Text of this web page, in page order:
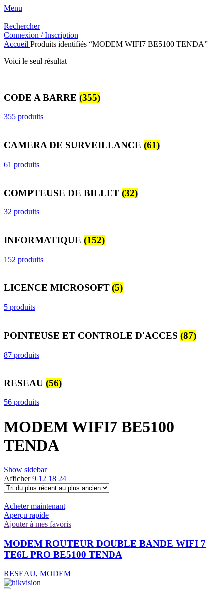
Menu
Rechercher
Connexion / Inscription
Accueil Produits identifiés “MODEM WIFI7 BE5100 TENDA”
Voici le seul résultat
CODE A BARRE (355)
355 produits
CAMERA DE SURVEILLANCE (61)
61 produits
COMPTEUSE DE BILLET (32)
32 produits
INFORMATIQUE (152)
152 produits
LICENCE MICROSOFT (5)
5 produits
POINTEUSE ET CONTROLE D'ACCES (87)
87 produits
RESEAU (56)
56 produits
MODEM WIFI7 BE5100
TENDA
Show sidebar
Afficher9 12 18 24
Acheter maintenant
Aperçu rapide
Ajouter à mes favoris
MODEM ROUTEUR DOUBLE BANDE WIFI 7
TE6L PRO BE5100 TENDA
RESEAU, MODEM